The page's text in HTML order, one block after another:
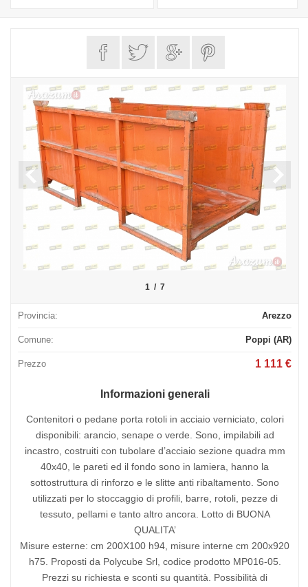
1 / 7
Provincia: Arezzo
Comune: Poppi (AR)
Prezzo 1 111 €
Informazioni generali
Contenitori o pedane porta rotoli in acciaio verniciato, colori
disponibili: arancio, senape o verde. Sono, impilabili ad
incastro, costruiti con tubolare d’acciaio sezione quadra mm
40x40, le pareti ed il fondo sono in lamiera, hanno la
sottostruttura di rinforzo e le slitte anti ribaltamento. Sono
utilizzati per lo stoccaggio di profili, barre, rotoli, pezze di
tessuto, pellami e tanto altro ancora. Lotto di BUONA
QUALITA’
Misure esterne: cm 200X100 h94, misure interne cm 200x920
h75. Proposti da Polycube Srl, codice prodotto MP016-05.
Prezzi su richiesta e sconti su quantità. Possibilità di